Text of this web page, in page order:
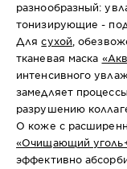
разнообразный:
тонизирующие -
Длясухой,
тканевая маска
интенсивного
замедляет
разрушению
О коже с
«Очищающий
эффективно